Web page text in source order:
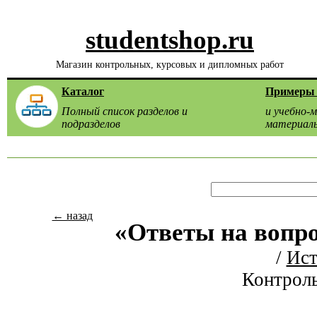
studentshop.ru
Магазин контрольных, курсовых и дипломных работ
Каталог
Полный список разделов и
подразделов
Примеры
и учебно-
← назад
«Ответы на
/